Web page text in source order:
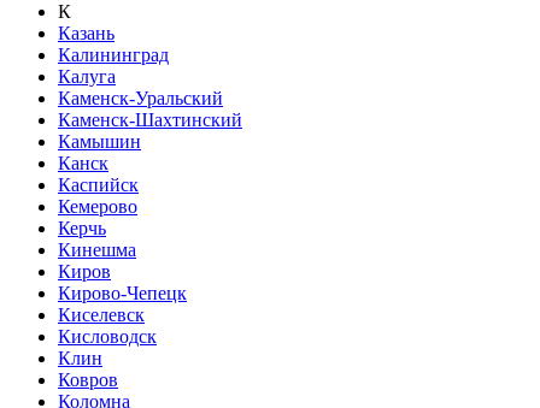
К
Казань
Калининград
Калуга
Каменск-Уральский
Каменск-Шахтинский
Камышин
Канск
Каспийск
Кемерово
Керчь
Кинешма
Киров
Кирово-Чепецк
Киселевск
Кисловодск
Клин
Ковров
Коломна